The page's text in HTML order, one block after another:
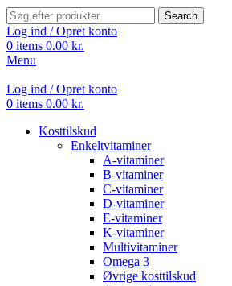
Search
Log ind / Opret konto
0 items 0.00 kr.
Menu
Log ind / Opret konto
0 items 0.00 kr.
Kosttilskud
Enkeltvitaminer
A-vitaminer
B-vitaminer
C-vitaminer
D-vitaminer
E-vitaminer
K-vitaminer
Multivitaminer
Omega 3
Øvrige kosttilskud